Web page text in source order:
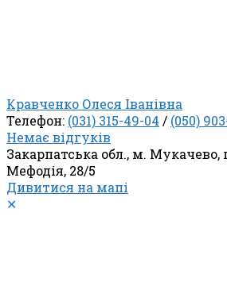
Кравченко Олеся Іванівна
Телефон: (031) 315-49-04 / (050)
Немає відгуків
Закарпатська обл., м. Мукачево,
Мефодія, 28/5
Дивитися на мапі
✕